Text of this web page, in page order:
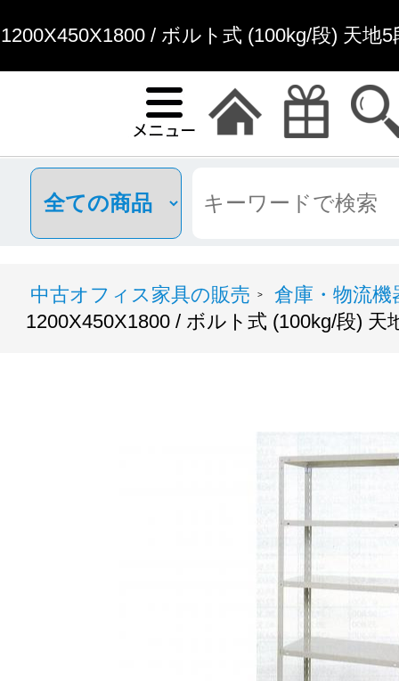
1200X450X1800 / ボルト式 (100kg/段) 天地
販
中古オフィス家具の販売 >
倉庫・物流機
1200X450X1800 / ボルト式 (100kg/段) 天